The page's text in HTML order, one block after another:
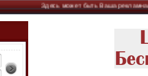
Здесь может быть Ваша рекламная ссылка..